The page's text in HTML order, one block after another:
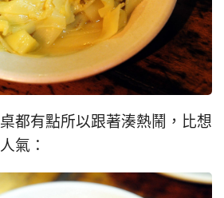
都有點所以跟著湊熱鬧，比想
氣：